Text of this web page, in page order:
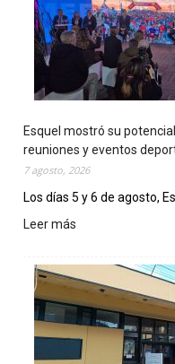
Esquel mostró su
reuniones y eventos
7 agosto, 2026
Los días 5 y 6 de agosto,
Leer más
s
q
u
e
l
m